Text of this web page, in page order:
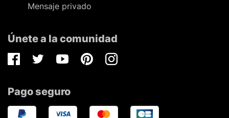
Mensaje privado
Únete a la comunidad
FacebookTwitterYoutubePinterestInstagram
Pago seguro